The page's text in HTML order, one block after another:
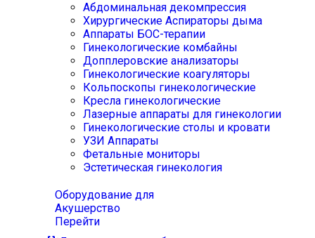
Абдоминальная декомпрессия
Хирургические Аспираторы дыма
Аппараты БОС-терапии
Гинекологические комбайны
Допплеровские анализаторы
Гинекологические коагуляторы
Кольпоскопы гинекологические
Кресла гинекологические
Лазерные аппараты для гинекологии
Гинекологические столы и кровати
УЗИ Аппараты
Фетальные мониторы
Эстетическая гинекология
Оборудование для
Акушерство
Перейти